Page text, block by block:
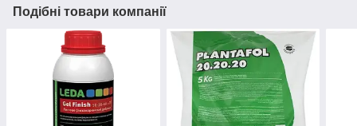
Подібні товари компанії